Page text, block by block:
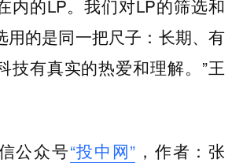
内的LP。我们对LP的筛选和
用的是同一把尺子：长期、有
技有真实的热爱和理解。”王
公众号“投中网” ，作者：张